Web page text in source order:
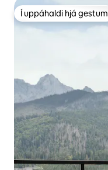
Í uppáhaldi hjá gestum
Í uppáhaldi hjá gestum